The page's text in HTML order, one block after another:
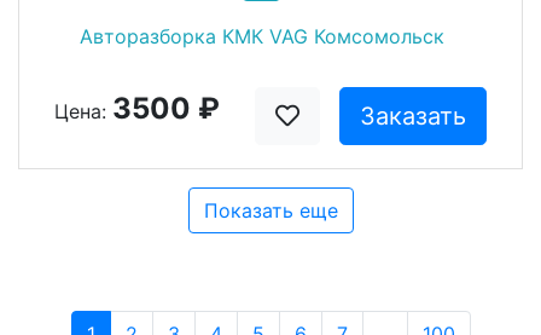
Авторазборка КМК VAG Комсомольск
Цена: 3500 ₽ Заказать
Показать еще